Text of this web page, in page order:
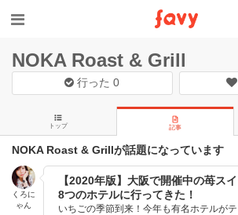
NOKA Roast & Grill
行った0
トップ 記事
NOKA Roast & Grillが話題になっています
くろに
ゃん
【2020年版】大阪で開催中の苺ス
8つのホテルに行ってきた！
いちごの季節到来！今年も有名ホテルが